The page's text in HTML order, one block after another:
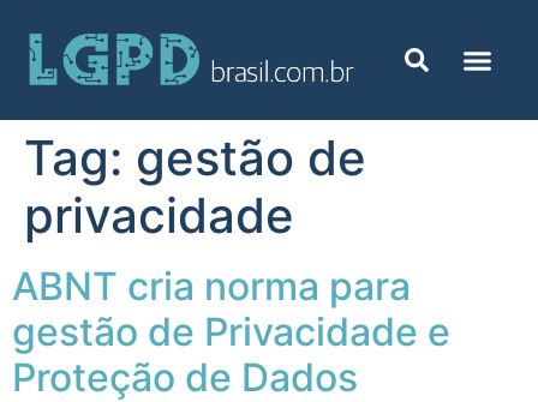
Tag: gestão de
privacidade
ABNT cria norma para
gestão de Privacidade e
Proteção de Dados